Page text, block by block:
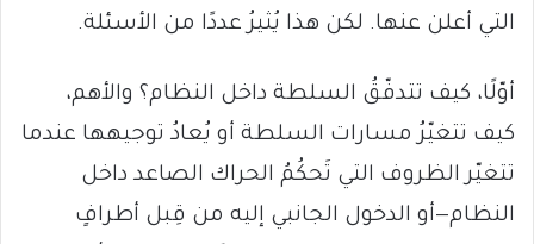
التي أعلن عنها. لكن هذا يُثيرُ عددًا من الأسئلة.
أوّلًا، كيف تتدفّقُ السلطة داخل النظام؟ والأهم،
كيف تتغيّرُ مسارات السلطة أو يُعادُ توجيهها عندما
تتغيّر الظروف التي تَحكُمُ الحراك الصاعد داخل
النظام—أو الدخول الجانبي إليه من قِبل أطرافٍ